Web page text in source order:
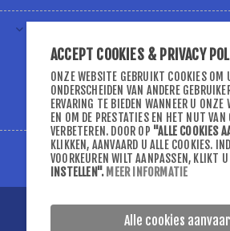
Copyright ; 2026 D-DSport. Alle
ACCEPT COOKIES & PRIVACY
ONZE WEBSITE GEBRUIKT COOKIES OM
ONDERSCHEIDEN VAN ANDERE
ERVARING TE BIEDEN WANNEER U ONZE
EN OM DE PRESTATIES EN HET NUT
VERBETEREN. DOOR OP "ALLE COOKIES
KLIKKEN, AANVAARD U ALLE COOKIES.
VOORKEUREN WILT AANPASSEN, KLIKT U
INSTELLEN". MEER INFORMATIE
Alle cookies